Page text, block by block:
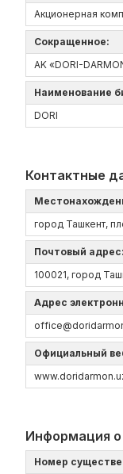
Акционерная
Сокращенное:
AK «DORI-
Наименование
DORI
Контактные
город Ташкент,
Почтовый адрес:
100021, город
Адрес
Официальный
Информация
Номер